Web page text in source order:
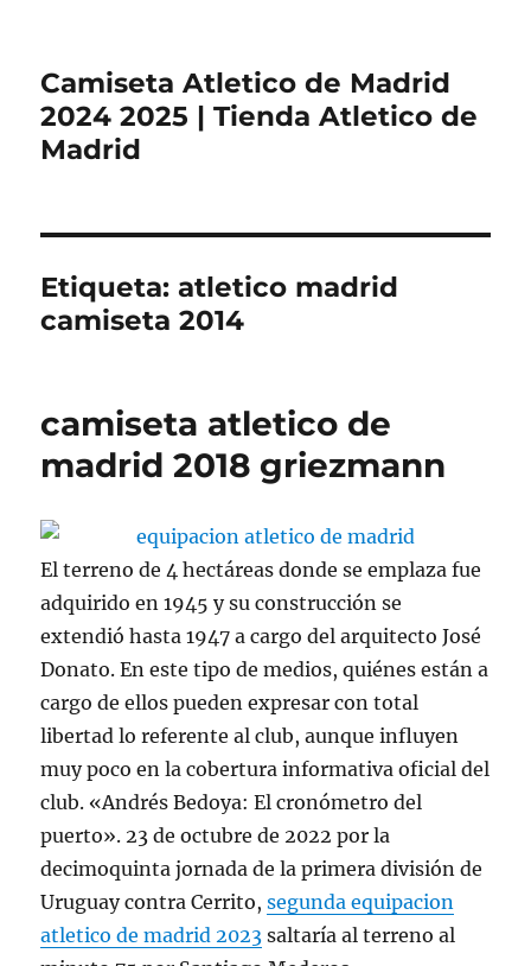
Camiseta Atletico de Madrid
2024 2025 | Tienda Atletico de
Madrid
Etiqueta:atletico madrid
camiseta 2014
camiseta atletico de
madrid 2018 griezmann
El terreno de 4 hectáreas donde se emplaza fue
adquirido en 1945 y su construcción se
extendió hasta 1947 a cargo del arquitecto José
Donato. En este tipo de medios, quiénes están a
cargo de ellos pueden expresar con total
libertad lo referente al club, aunque influyen
muy poco en la cobertura informativa oficial del
club. «Andrés Bedoya: El cronómetro del
puerto». 23 de octubre de 2022 por la
decimoquinta jornada de la primera división de
Uruguay contra Cerrito,segunda equipacion
atletico de madrid 2023 saltaría al terreno al